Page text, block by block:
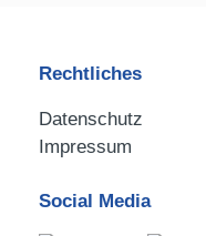
Rechtliches
Datenschutz
Impressum
Social Media